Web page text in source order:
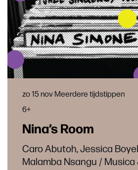
Nina’s Room
Caro Abutoh, Jessica
Malamba Nsangu / Musica
6+
zo 15 novMeerdere tijdstippen